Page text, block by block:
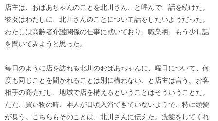
店主は、おばあちゃんのことを北川さん、と呼んで、話を続けた。
彼女はわたしに、北川さんのことについて話をしたいようだった。
わたしは高齢者介護関係の仕事に就いており、職業柄、もう少し話
を聞いてみようと思った。
毎日のように店を訪れる北川のおばあちゃんに、曜日について、何
度も同じことを聞かれることは別に構わない、と店主は言う。お客
相手の商売だし、地域で店を構えるということはそういうことだ。
ただ、買い物の時、本人が日頃入浴できていないようで、特に頭髪
が臭う。こちらもそのことは、北川さんに伝えた。洗髪をしてくれ